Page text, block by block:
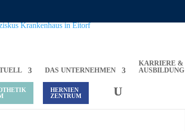
DAS UNTERNEHMEN
KARRIERE &
AUSBILDUNG
HERNIEN
ZENTRUM